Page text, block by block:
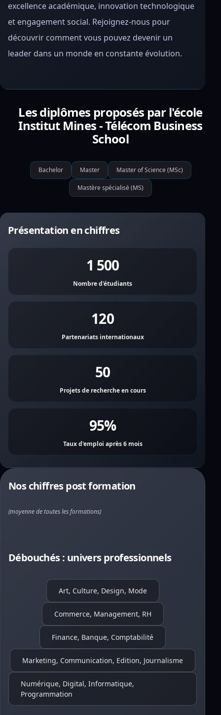
excellence académique, innovation technologique
et engagement social. Rejoignez-nous pour
découvrir comment vous pouvez devenir un
leader dans un monde en constante évolution.
Les diplômes proposés par l'école
Institut Mines - Télécom Business
School
Bachelor Master Master of Science (MSc)
Mastère spécialisé (MS)
Présentation en chiffres
1 500
Nombre d'étudiants
120
Partenariats internationaux
50
Projets de recherche en cours
95%
Taux d'emploi après 6 mois
Nos chiffres post formation
(moyenne de toutes les formations)
Débouchés : univers professionnels
Art, Culture, Design, Mode
Commerce, Management, RH
Finance, Banque, Comptabilité
Marketing, Communication, Edition, Journalisme
Numérique, Digital, Informatique,
Programmation